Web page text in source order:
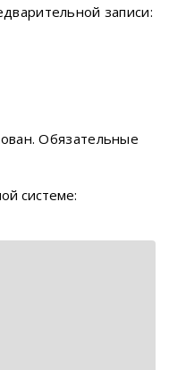
записи:
Обязательные
системе: